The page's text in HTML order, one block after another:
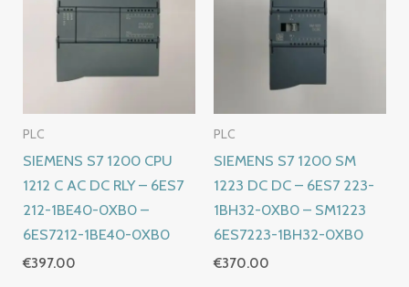
PLC
SIEMENS S7 1200 CPU
1212 C AC DC RLY – 6ES7
212-1BE40-0XB0 –
6ES7212-1BE40-0XB0
€397.00
PLC
SIEMENS S7 1200 SM
1223 DC DC – 6ES7 223-
1BH32-0XB0 – SM1223
6ES7223-1BH32-0XB0
€370.00